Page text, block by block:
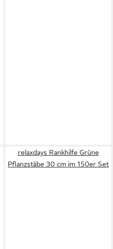
relaxdays Rankhilfe Grüne
Pflanzstäbe 30 cm im 150er Set